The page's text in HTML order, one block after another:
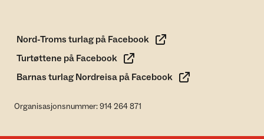
Nord-Troms turlag på Facebook
Turtøttene på Facebook
Barnas turlag Nordreisa på Facebook
Organisasjonsnummer: 914 264 871